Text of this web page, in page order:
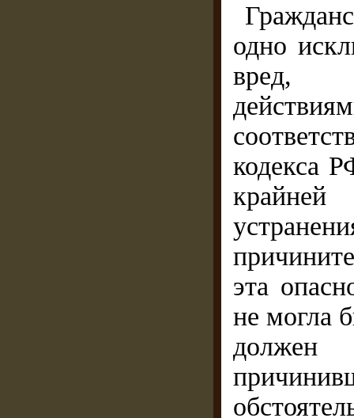
одно
вред,
кодекса
эта
не могла